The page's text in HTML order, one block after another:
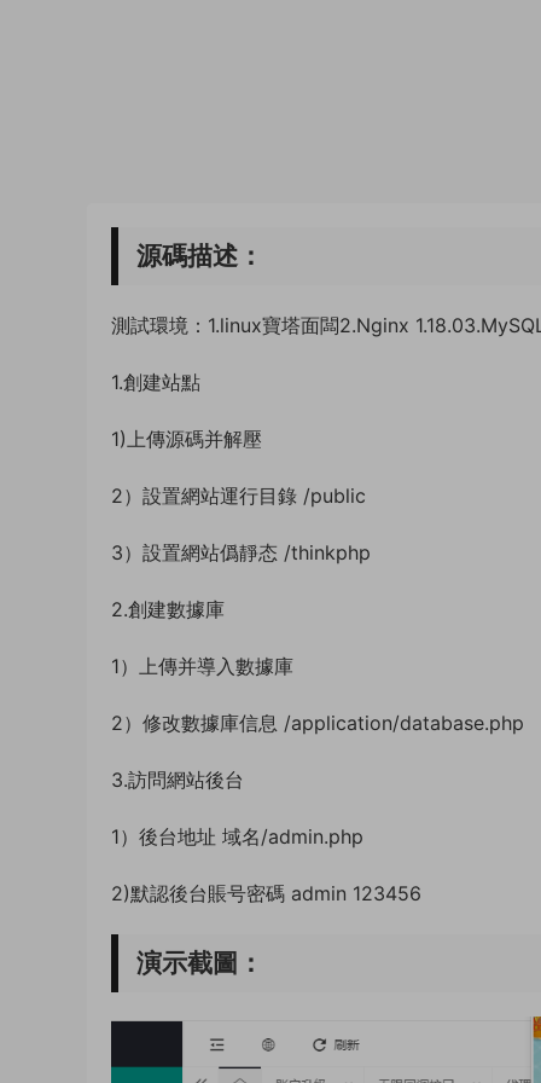
源碼描述：
測試環境：1.linux寶塔面闆2.Nginx
1.創建站點
1)上傳源碼并解壓
2）設置網站運行目錄 /public
3）設置網站僞靜态 /thinkphp
2.創建數據庫
1）上傳并導入數據庫
2）修改數據庫信息 /application/database.php
3.訪問網站後台
1）後台地址 域名/admin.php
2)默認後台賬号密碼 admin 123456
演示截圖：